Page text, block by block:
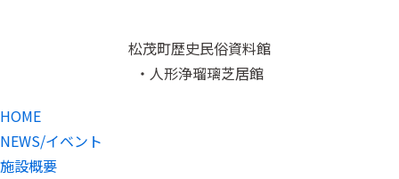
松茂町歴史民俗資料館
・人形浄瑠璃芝居館
HOME
NEWS/イベント
施設概要